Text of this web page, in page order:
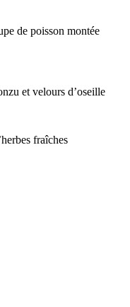
de poisson montée
et velours d’oseille
fraîches